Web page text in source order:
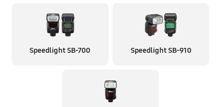
Speedlight SB-700 Speedlight SB-910